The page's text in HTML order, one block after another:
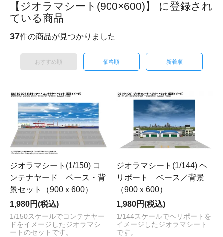
【ジオラマシート(900×600)】 に登録され
ている商品
37件の商品が見つかりました
おすすめ順 価格順 新着順
ジオラマシート(1/150) コ
ンテナヤード ベース・背
景セット（900ｘ600）
1,980円(税込)
1/150スケールでコンテナヤー
ドをイメージしたジオラマシ
ートのセットです。
ジオラマシート(1/144) ヘ
リポート ベース／背景
（900ｘ600）
1,980円(税込)
1/144スケールでヘリポートを
イメージしたジオラマシート
です。